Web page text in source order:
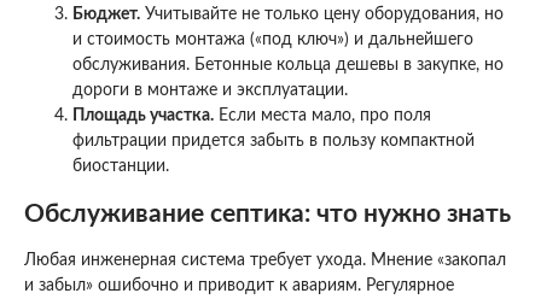
Бюджет. Учитывайте не только цену оборудования, но
и стоимость монтажа («под ключ») и дальнейшего
обслуживания. Бетонные кольца дешевы в закупке, но
дороги в монтаже и эксплуатации.
Площадь участка. Если места мало, про поля
фильтрации придется забыть в пользу компактной
биостанции.
Обслуживание септика: что нужно знать
Любая инженерная система требует ухода. Мнение «закопал
и забыл» ошибочно и приводит к авариям. Регулярное